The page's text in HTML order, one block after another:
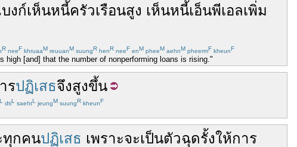
งก์เห็นหนี้ครัวเรือนสูง เห็นหนี้เอ็นพีเอลเพิ่ม
R neeF khruaaM reuuanM suungR henR neeF enM pheeM aehnM pheermF kheunF
[and] that the number of nonperforming loans is rising."
รปฏิเสธจึงสูงขึ้น
L dtiL saehtL jeungM suungR kheunF
ทุกคนปฏิเสธ เพราะจะเป็นตัวฉุดรั้งให้การ